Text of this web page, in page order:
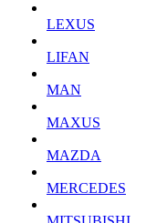
LEXUS
LIFAN
MAN
MAXUS
MAZDA
MERCEDES